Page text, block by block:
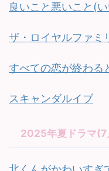
良いこと悪いこと(
ザ・ロイヤルファミ
すべての恋が終わる
スキャンダルイブ
2025年夏ドラマ(7